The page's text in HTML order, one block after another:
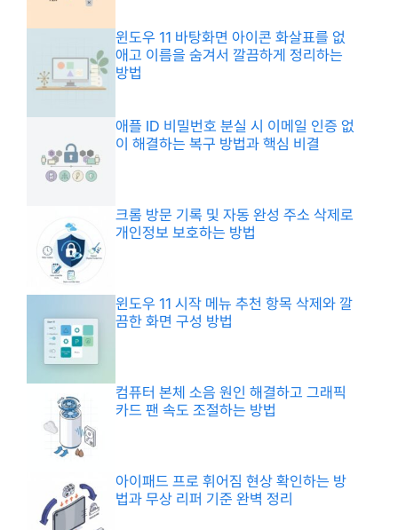
윈도우 11 바탕화면 아이콘 화살표를 없
애고 이름을 숨겨서 깔끔하게 정리하는
방법
애플 ID 비밀번호 분실 시 이메일 인증 없
이 해결하는 복구 방법과 핵심 비결
크롬 방문 기록 및 자동 완성 주소 삭제로
개인정보 보호하는 방법
윈도우 11 시작 메뉴 추천 항목 삭제와 깔
끔한 화면 구성 방법
컴퓨터 본체 소음 원인 해결하고 그래픽
카드 팬 속도 조절하는 방법
아이패드 프로 휘어짐 현상 확인하는 방
법과 무상 리퍼 기준 완벽 정리